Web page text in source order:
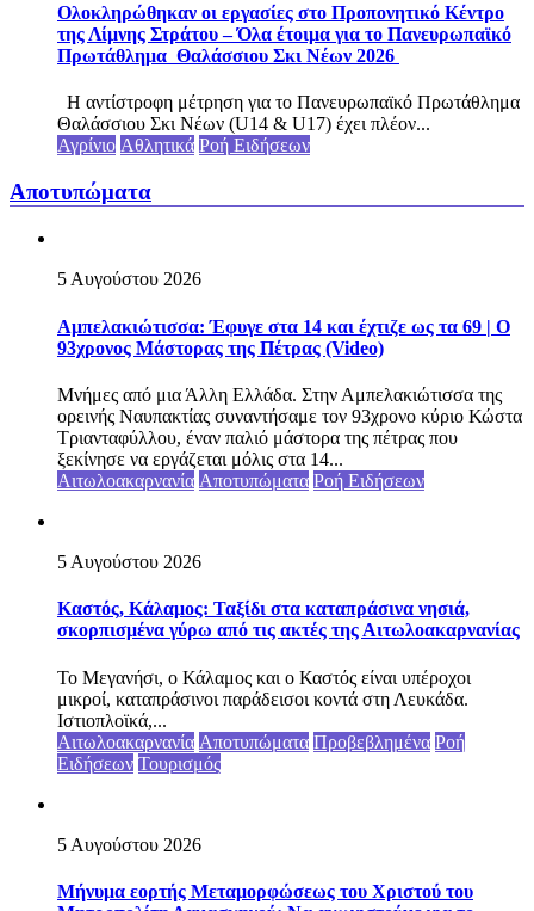
Ολοκληρώθηκαν οι εργασίες στο Προπονητικό Κέντρο
της Λίμνης Στράτου – Όλα έτοιμα για το Πανευρωπαϊκό
Πρωτάθλημα Θαλάσσιου Σκι Νέων 2026
Η αντίστροφη μέτρηση για το Πανευρωπαϊκό Πρωτάθλημα
Θαλάσσιου Σκι Νέων (U14 & U17) έχει πλέον...
Αγρίνιο Αθλητικά Ροή Ειδήσεων
Αποτυπώματα
5 Αυγούστου 2026
Αμπελακιώτισσα: Έφυγε στα 14 και έχτιζε ως τα 69 | Ο
93χρονος Μάστορας της Πέτρας (Video)
Μνήμες από μια Άλλη Ελλάδα. Στην Αμπελακιώτισσα της
ορεινής Ναυπακτίας συναντήσαμε τον 93χρονο κύριο Κώστα
Τριανταφύλλου, έναν παλιό μάστορα της πέτρας που
ξεκίνησε να εργάζεται μόλις στα 14...
Αιτωλοακαρνανία Αποτυπώματα Ροή Ειδήσεων
5 Αυγούστου 2026
Καστός, Κάλαμος: Ταξίδι στα καταπράσινα νησιά,
σκορπισμένα γύρω από τις ακτές της Αιτωλοακαρνανίας
Το Μεγανήσι, ο Κάλαμος και ο Καστός είναι υπέροχοι
μικροί, καταπράσινοι παράδεισοι κοντά στη Λευκάδα.
Ιστιοπλοϊκά,...
Αιτωλοακαρνανία Αποτυπώματα Προβεβλημένα Ροή
Ειδήσεων Τουρισμός
5 Αυγούστου 2026
Μήνυμα εορτής Μεταμορφώσεως του Χριστού του